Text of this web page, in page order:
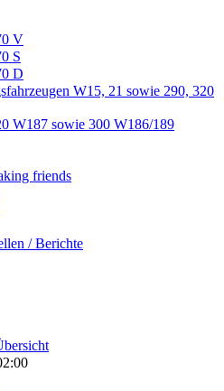
V
S
D
W15, 21 sowie 290, 320
W187 sowie 300 W186/189
friends
/ Berichte